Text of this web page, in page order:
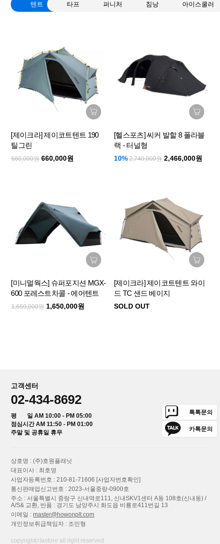
텐트 타프 퍼니처 침낭 아이스쿨러
[제이크라] 제이코트텐트 190
틸그린
660,000원 660,000원
[헬스포츠] 씨커 발할 8 폴라블
랙 - 터널형
10% 2,740,000원 2,466,000원
[미니멀웍스] 슈퍼포지션 MGX-
600 포레스트차콜 - 에어텐트
1,650,000원 1,650,000원
[제이크라] 제이코트텐트 와이
드 TC 샌드 베이지
SOLD OUT
고객센터
02-434-8692
평 일 AM 10:00 - PM 05:00
점심시간 AM 11:50 - PM 01:00
주말 및 공휴일 휴무
톡톡문의
카톡문의
상호명 : (주)호원플래닛
대표이사 : 최호영
사업자등록번호 : 210-81-71606 [사업자번호확인]
통신판매업신고번호 : 2023-서울중랑-0900호
주소 : 서울특별시 중랑구 신내역로111, 신내SKV1센터 A동 108호(신내동) /
A/S& 교환, 반품 : 경기도 남양주시 화도읍 비룡로411번길 13
이메일 :master@howonplt.com
개인정보취급책임자 : 조민형
copyright⒞astore all right reserved